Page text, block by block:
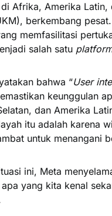
Afrika, Amerika
berkembang
memfasilitasi
salah satu
bahwa “User
keunggulan
dan Amerika
itu adalah karena
untuk menangani
ini, Meta
yang kita kenal